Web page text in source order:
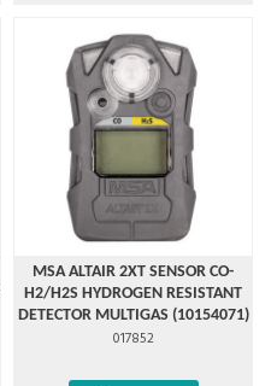
MSA ALTAIR 2XT SENSOR CO-
H2/H2S HYDROGEN RESISTANT
DETECTOR MULTIGAS (10154071)
017852